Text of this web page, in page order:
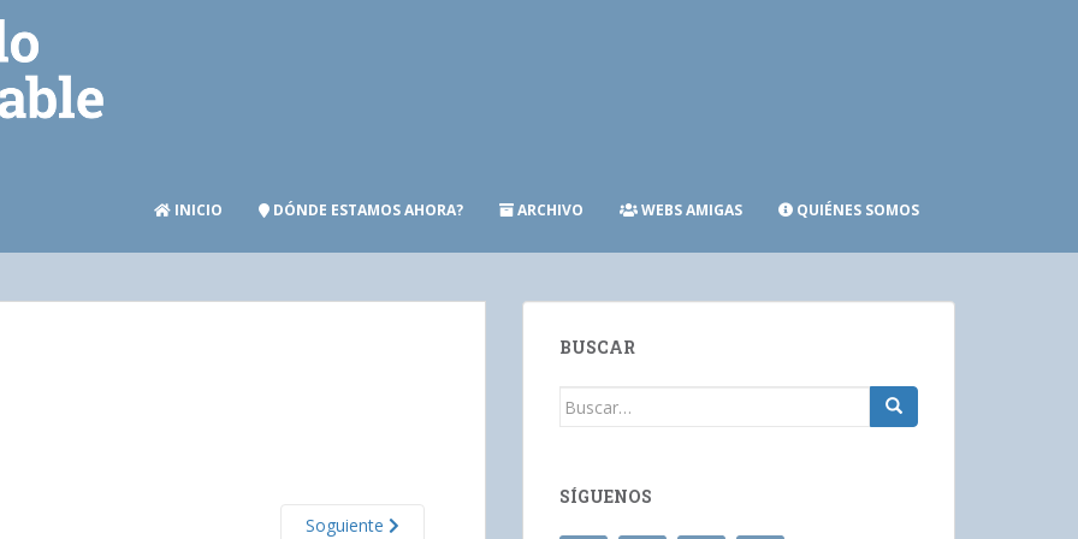
INICIO DÓNDE ESTAMOS AHORA? ARCHIVO WEBS AMIGAS QUIÉNES SOMOS
Soguiente
BUSCAR
Buscar:
SÍGUENOS